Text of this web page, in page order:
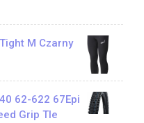
M Czarny
62-622 67Epi
Grip Tle